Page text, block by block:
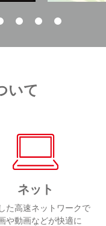
いて
ネット
た高速ネットワークで
や動画などが快適に